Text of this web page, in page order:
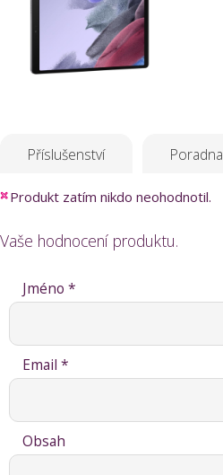
Příslušenství Poradna
Produkt zatím nikdo neohodnotil.
Vaše hodnocení produktu.
Jméno *
Email *
Obsah